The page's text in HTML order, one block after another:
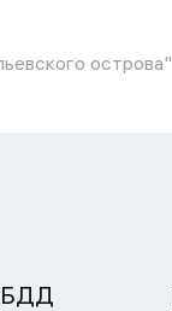
острова"